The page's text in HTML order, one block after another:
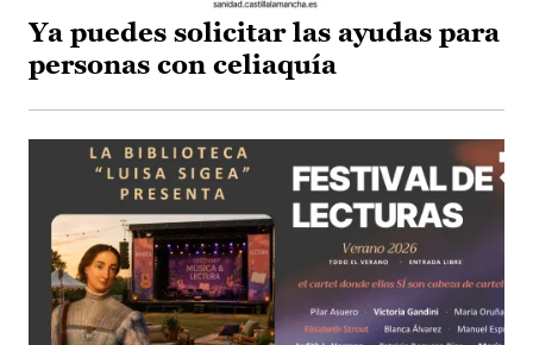
Ya puedes solicitar las ayudas para
personas con celiaquía